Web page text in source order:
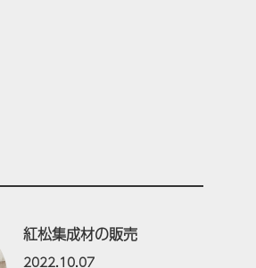
紅松集成材の販売
2022.10.07